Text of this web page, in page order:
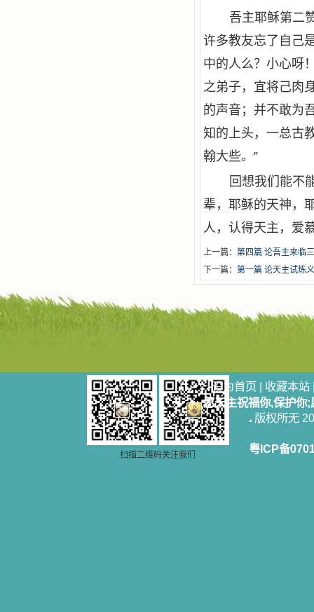
吾主耶稣第二
许多教友忘了自己
中的人么？小心呀
之弟子，宜将己肉
的声音；并不敢为
知的上头，一总古
翰大些。”
回想我们能不
辈，耶稣的天神，
人，认得天主，爱
上一篇： 第四篇 论吾主来临
下一篇： 第一篇 论天主试炼
扫描二维码关注我们
设为首页 | 收藏本站
愿天主祝福你,保护你
版权所无
粤ICP备